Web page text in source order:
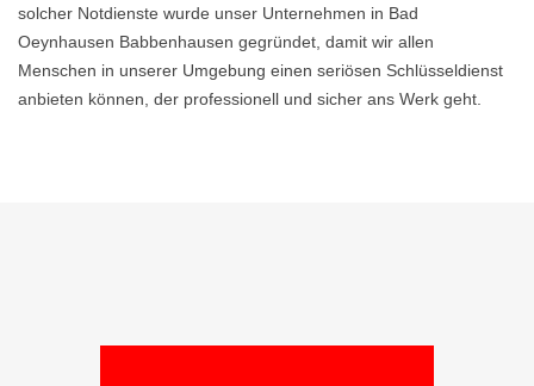
solcher Notdienste wurde unser Unternehmen in Bad
Oeynhausen Babbenhausen gegründet, damit wir allen
Menschen in unserer Umgebung einen seriösen Schlüsseldienst
anbieten können, der professionell und sicher ans Werk geht.